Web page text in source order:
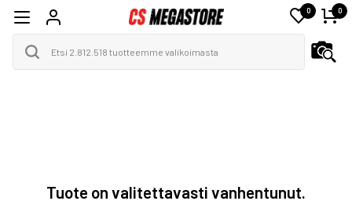
0 0
Tuote on valitettavasti vanhentunut.